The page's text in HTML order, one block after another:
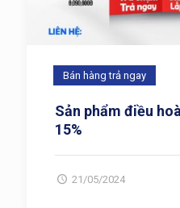
Bán hàng trả ngay
Sản phẩm điều
15%
21/05/2024